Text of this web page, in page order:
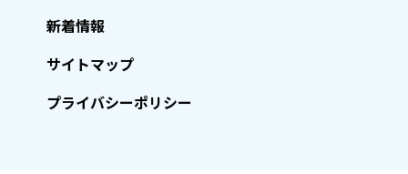
新着情報
サイトマップ
プライバシーポリシー